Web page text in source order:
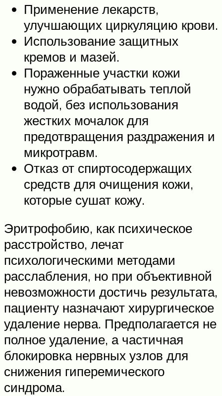
Применение лекарств,
улучшающих циркуляцию крови.
Использование защитных
кремов и мазей.
Пораженные участки кожи
нужно обрабатывать теплой
водой, без использования
жестких мочалок для
предотвращения раздражения и
микротравм.
Отказ от спиртосодержащих
средств для очищения кожи,
которые сушат кожу.
Эритрофобию, как психическое
расстройство, лечат
психологическими методами
расслабления, но при объективной
невозможности достичь результата,
пациенту назначают хирургическое
удаление нерва. Предполагается не
полное удаление, а частичная
блокировка нервных узлов для
снижения гиперемического
синдрома.